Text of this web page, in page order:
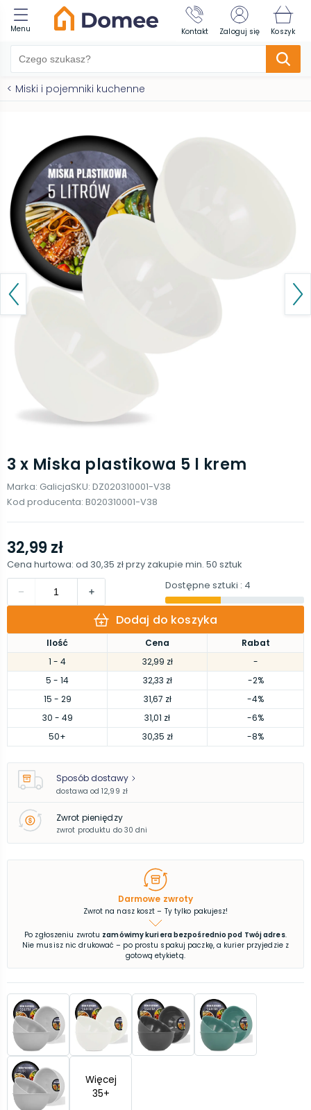
Menu Kontakt Zaloguj się Koszyk
< Miski i pojemniki kuchenne
3 x Miska plastikowa 5 l krem
Marka: GalicjaSKU: DZ020310001-V38
Kod producenta: B020310001-V38
Ilość Cena
Rabat
1 - 4 32,99 zł
-
5 - 14 32,33 zł
-2%
15 - 29 31,67 zł
-4%
30 - 49 31,01 zł
-6%
50+ 30,35 zł -8%
32,99 zł
Cena hurtowa: od 30,35 złprzy zakupie min. 50 sztuk
Dostępne sztuki : 4
Dodaj do koszyka
Sposób dostawy
dostawa od 12,99 zł
Zwrot pieniędzy
zwrot produktu do 30 dni
Darmowe zwroty
Zwrot na nasz koszt – Ty tylko pakujesz!
Po zgłoszeniu zwrotu zamówimy kuriera bezpośrednio pod Twój adres.
Nie musisz nic drukować – po prostu spakuj paczkę, a kurier przyjedzie z
gotową etykietą.
Więcej
35+